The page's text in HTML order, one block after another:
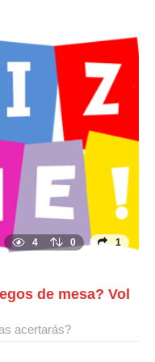
4 0 1
de mesa? Vol
acertarás?